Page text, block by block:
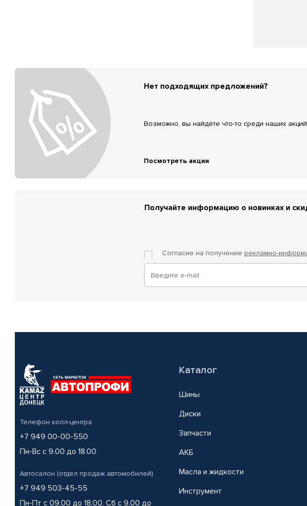
Нет подходящих предложений?
Возможно, вы найдёте что-то среди наших
Посмотреть акции
Получайте информацию о новинках и
Согласие на получение рекламно-
Телефон колл-центра
+7 949 00-00-550
Пн-Вс с 9.00 до 18.00
Автосалон (отдел продаж автомобилей)
+7 949 503-45-55
Пн-Пт с 09.00 до 18.00, Сб с 9.00 до
Каталог
Шины
Диски
Запчасти
АКБ
Масла и жидкости
Инструмент